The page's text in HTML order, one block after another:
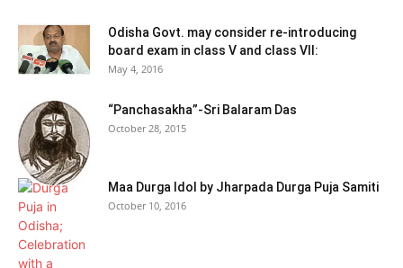
Odisha Govt. may consider re-introducing
board exam in class V and class VII:
May 4, 2016
“Panchasakha”-Sri Balaram Das
October 28, 2015
Maa Durga Idol by Jharpada Durga Puja Samiti
October 10, 2016